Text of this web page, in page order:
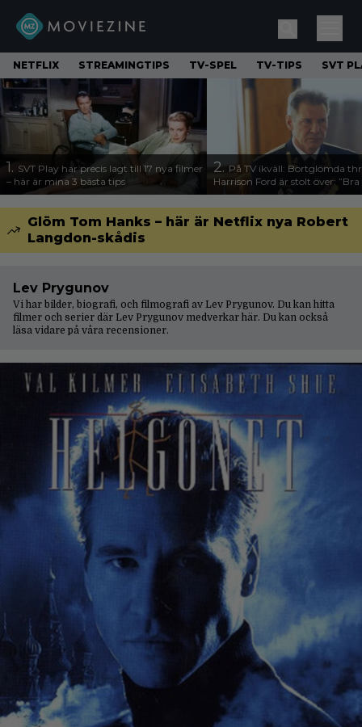
NETFLIX STREAMINGTIPS TV-SPEL TV-TIPS SVT
1. SVT Play har precis lagt till 17 nya filmer
– här är mina 3 bästa tips
2. På TV ikväll: Bortglömda
Harrison Ford är stolt över:
Glöm Tom Hanks – här är Netflix nya Robert
Langdon-skådis
Lev Prygunov
Vi har bilder, biografi, och filmografi av Lev Prygunov. Du kan hitta
filmer och serier där Lev Prygunov medverkar här. Du kan också
läsa vidare på våra recensioner.